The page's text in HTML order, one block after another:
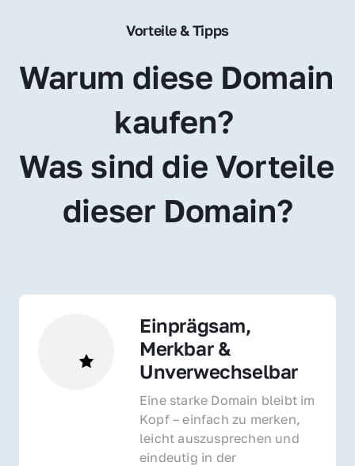
Vorteile & Tipps
Warum diese Domain
kaufen?
Was sind die Vorteile
dieser Domain?
Einprägsam,
Merkbar &
Unverwechselbar
Eine starke Domain bleibt im
Kopf – einfach zu merken,
leicht auszusprechen und
eindeutig in der